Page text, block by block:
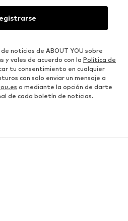
noticias de ABOUT YOU sobre
vales de acuerdo con la Política de
tu consentimiento en cualquier
con solo enviar un mensaje a
o mediante la opción de darte
de cada boletín de noticias.